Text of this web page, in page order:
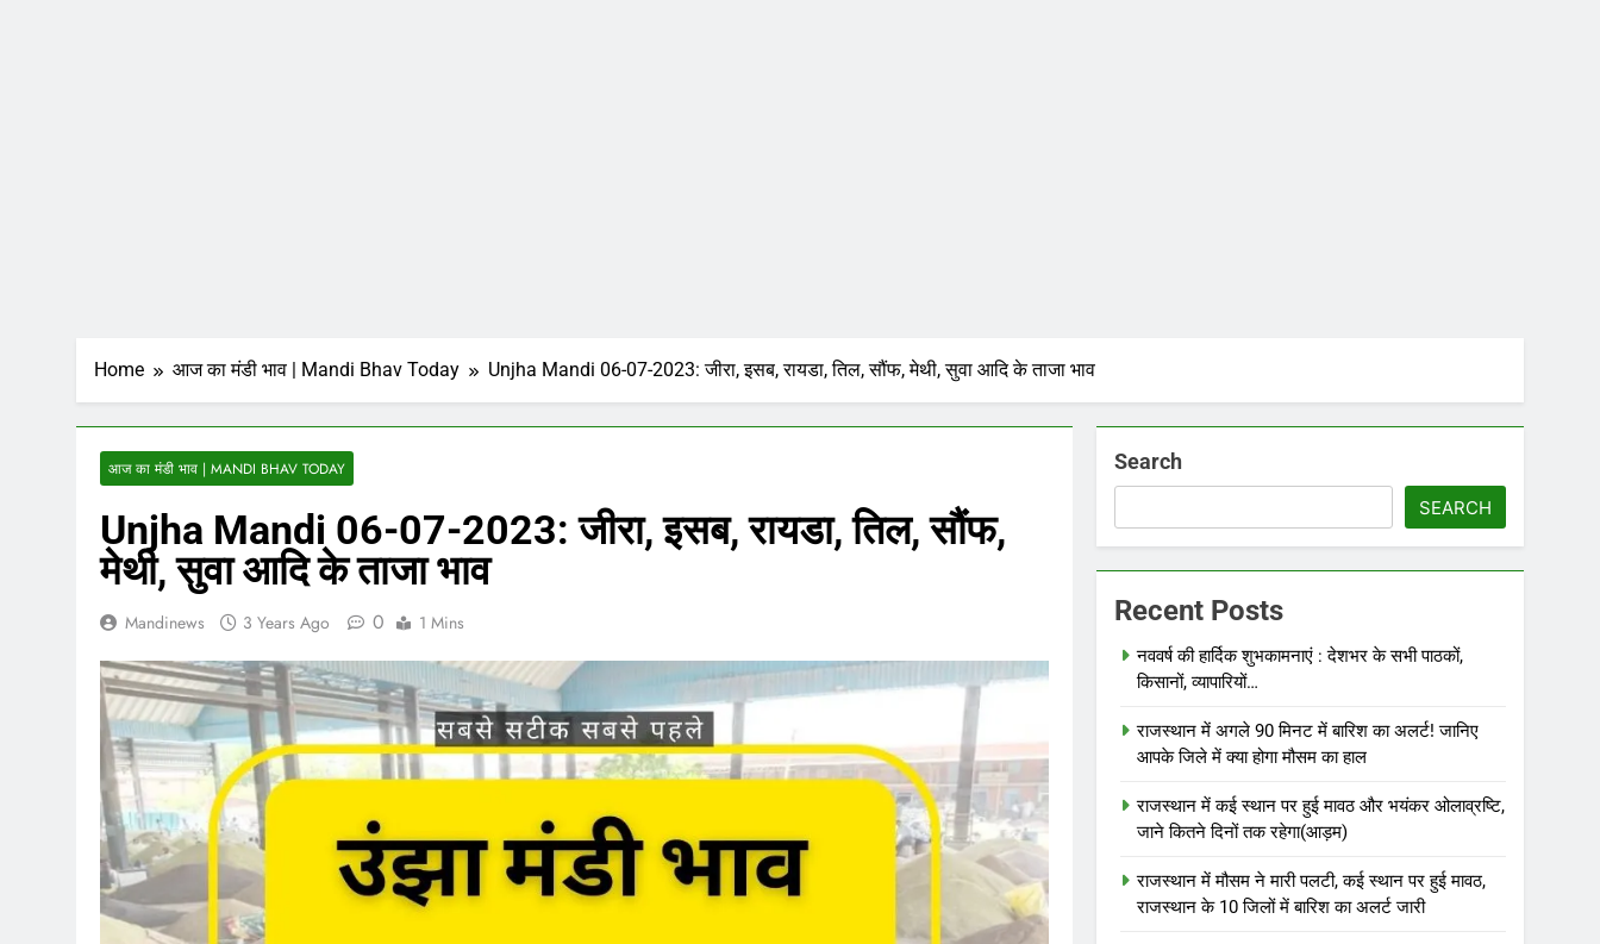
Home आज का मंडी भाव | Mandi Bhav Today Unjha Mandi 06-07-2023: जीरा, इसब, रायडा, तिल, सौंफ, मेथी, सुवा आदि के ताजा भाव
आज का मंडी भाव | MANDI BHAV TODAY
Unjha Mandi 06-07-2023: जीरा, इसब, रायडा, तिल, सौंफ,
मेथी, सुवा आदि के ताजा भाव
Mandinews 3 Years Ago 0 1 Mins
Search
SEARCH
Recent Posts
नववर्ष की हार्दिक शुभकामनाएं : देशभर के सभी पाठकों,
किसानों, व्यापारियों…
राजस्थान में अगले 90 मिनट में बारिश का अलर्ट! जानिए
आपके जिले में क्या होगा मौसम का हाल
राजस्थान में कई स्थान पर हुई मावठ और भयंकर ओलाव्रष्टि,
जाने कितने दिनों तक रहेगा(आड़म)
राजस्थान में मौसम ने मारी पलटी, कई स्थान पर हुई मावठ,
राजस्थान के 10 जिलों में बारिश का अलर्ट जारी